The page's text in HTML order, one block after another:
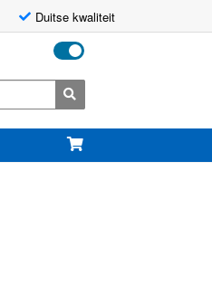
Duitse kwaliteit